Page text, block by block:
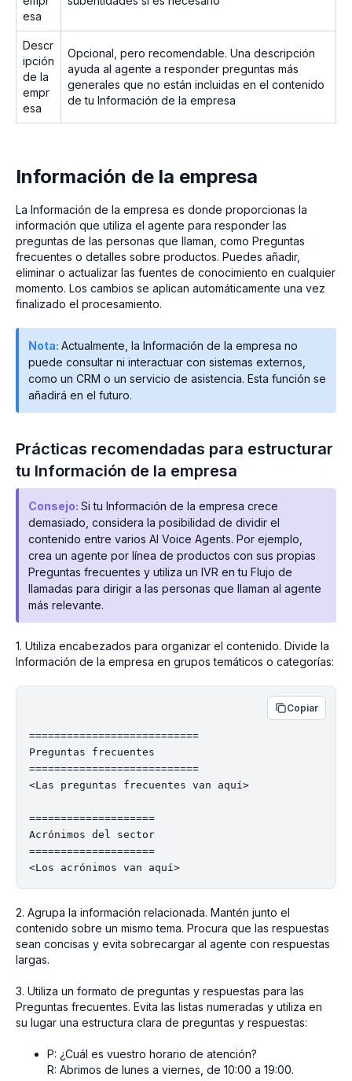
esa
Descr
ipción
de la
empr
esa
Opcional, pero recomendable. Una descripción
ayuda al agente a responder preguntas más
generales que no están incluidas en el contenido
de tu Información de la empresa
Información de la empresa
La Información de la empresa es donde proporcionas la
información que utiliza el agente para responder las
preguntas de las personas que llaman, como Preguntas
frecuentes o detalles sobre productos. Puedes añadir,
eliminar o actualizar las fuentes de conocimiento en cualquier
momento. Los cambios se aplican automáticamente una vez
finalizado el procesamiento.
Nota: Actualmente, la Información de la empresa no
puede consultar ni interactuar con sistemas externos,
como un CRM o un servicio de asistencia. Esta función se
añadirá en el futuro.
Prácticas recomendadas para estructurar
tu Información de la empresa
Consejo: Si tu Información de la empresa crece
demasiado, considera la posibilidad de dividir el
contenido entre varios AI Voice Agents. Por ejemplo,
crea un agente por línea de productos con sus propias
Preguntas frecuentes y utiliza un IVR en tu Flujo de
llamadas para dirigir a las personas que llaman al agente
más relevante.
1. Utiliza encabezados para organizar el contenido. Divide la
Información de la empresa en grupos temáticos o categorías:
Copiar
===========================
Preguntas frecuentes
===========================
<Las preguntas frecuentes van aquí>
====================
Acrónimos del sector
====================
2. Agrupa la información relacionada. Mantén junto el
contenido sobre un mismo tema. Procura que las respuestas
sean concisas y evita sobrecargar al agente con respuestas
largas.
3. Utiliza un formato de preguntas y respuestas para las
Preguntas frecuentes. Evita las listas numeradas y utiliza en
su lugar una estructura clara de preguntas y respuestas:
P: ¿Cuál es vuestro horario de atención?
R: Abrimos de lunes a viernes, de 10:00 a 19:00.